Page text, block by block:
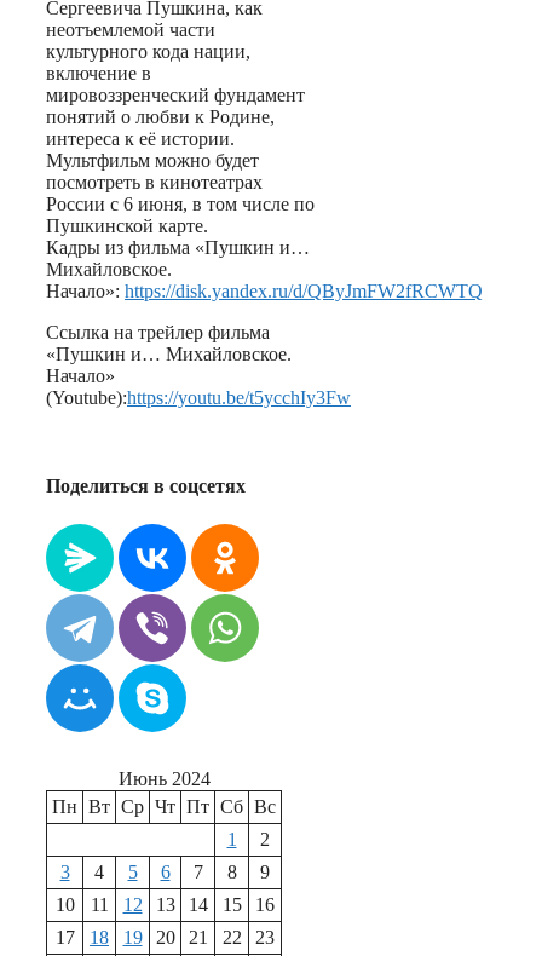
Сергеевича Пушкина, как
неотъемлемой части
культурного кода нации,
включение в
мировоззренческий фундамент
понятий о любви к Родине,
интереса к её истории.
Мультфильм можно будет
посмотреть в кинотеатрах
России с 6 июня, в том числе по
Пушкинской карте.
Кадры из фильма «Пушкин и…
Михайловское.
Начало»: https://disk.yandex.ru/d/QByJmFW2fRCWTQ
Ссылка на трейлер фильма
«Пушкин и… Михайловское.
Начало»
(Youtube):https://youtu.be/t5ycchIy3Fw
Поделиться в соцсетях
Июнь 2024
Пн Вт Ср Чт Пт Сб Вс
1
2
3
4 5 6 7 8
9
10
11 12 13 14 15
16
17
18 19 20 21 22
23